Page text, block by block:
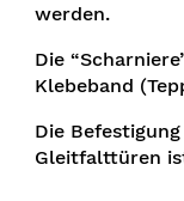
werden.
Die
Klebeband
Die
Gleitfalttüren